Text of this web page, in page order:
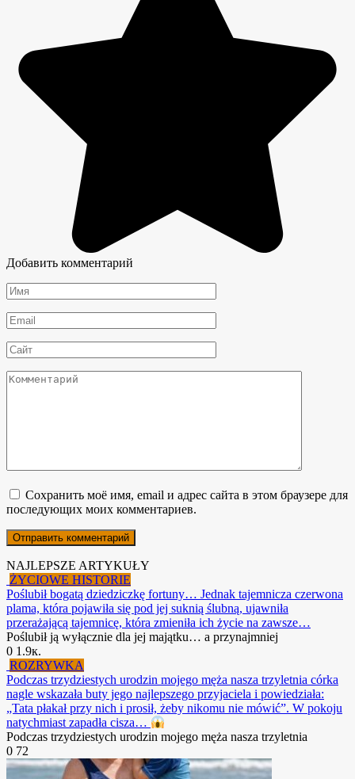
Добавить комментарий
Имя
*
Email
*
Сайт
Комментарий
Сохранить моё имя, email и адрес сайта в этом браузере для
последующих моих комментариев.
NAJLEPSZE ARTYKUŁY
ŻYCIOWE HISTORIE
Poślubił bogatą dziedziczkę fortuny… Jednak tajemnicza czerwona
plama, która pojawiła się pod jej suknią ślubną, ujawniła
przerażającą tajemnicę, która zmieniła ich życie na zawsze…
Poślubił ją wyłącznie dla jej majątku… a przynajmniej
0 1.9к.
ROZRYWKA
Podczas trzydziestych urodzin mojego męża nasza trzyletnia córka
nagle wskazała buty jego najlepszego przyjaciela i powiedziała:
„Tata płakał przy nich i prosił, żeby nikomu nie mówić”. W pokoju
natychmiast zapadła cisza…
Podczas trzydziestych urodzin mojego męża nasza trzyletnia
0 72